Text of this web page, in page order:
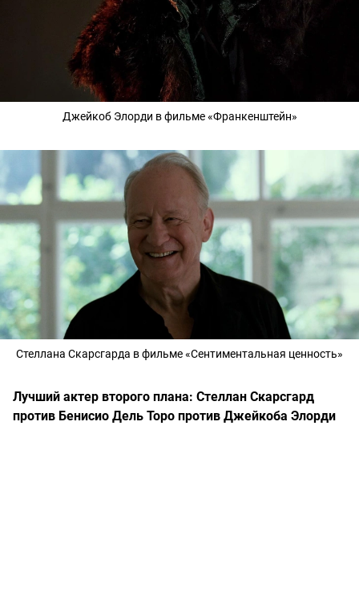
Джейкоб Элорди в фильме «Франкенштейн»
Стеллана Скарсгарда в фильме «Сентиментальная ценность»
Лучший актер второго плана: Стеллан Скарсгард
против Бенисио Дель Торо против Джейкоба Элорди